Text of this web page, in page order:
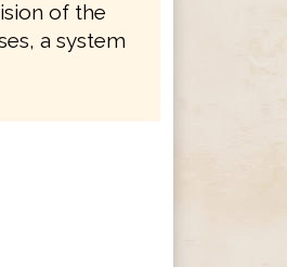
of the
a system